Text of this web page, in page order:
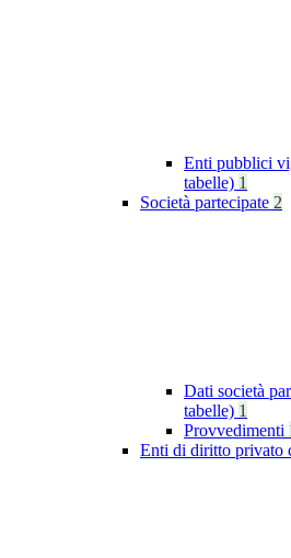
Enti pubblici
tabelle) 1
Società partecipate 2
Dati società
tabelle) 1
Provvedimenti
Enti di diritto privato